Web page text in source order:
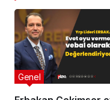
Genel